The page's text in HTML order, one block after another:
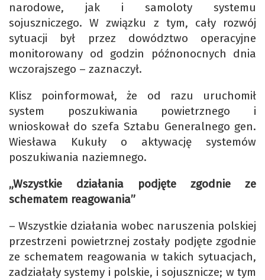
narodowe, jak i samoloty systemu
sojuszniczego. W związku z tym, cały rozwój
sytuacji był przez dowództwo operacyjne
monitorowany od godzin późnonocnych dnia
wczorajszego – zaznaczył.
Klisz poinformował, że od razu uruchomił
system poszukiwania powietrznego i
wnioskował do szefa Sztabu Generalnego gen.
Wiesława Kukuły o aktywację systemów
poszukiwania naziemnego.
„Wszystkie działania podjęte zgodnie ze
schematem reagowania”
– Wszystkie działania wobec naruszenia polskiej
przestrzeni powietrznej zostały podjęte zgodnie
ze schematem reagowania w takich sytuacjach,
zadziałały systemy i polskie, i sojusznicze; w tym